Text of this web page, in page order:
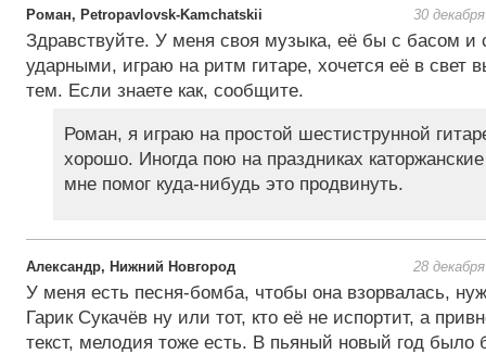
Роман, Petropavlovsk-Kamchatskii 30
Здравствуйте. У меня своя музыка, её бы с басом и
ударными, играю на ритм гитаре, хочется её в свет
тем. Если знаете как, сообщите.
Роман, я играю на простой шестиструнной
хорошо. Иногда пою на праздниках
мне помог куда-нибудь это продвинуть.
Александр, Нижний Новгород 28
У меня есть песня-бомба, чтобы она взорвалась,
Гарик Сукачёв ну или тот, кто её не испортит, а
текст, мелодия тоже есть. В пьяный новый год было